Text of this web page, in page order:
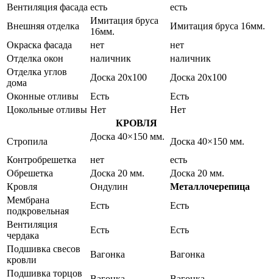
Вентиляция фасада есть
есть
Внешняя отделка
Имитация бруса
16мм.
Имитация бруса 16мм.
Окраска фасада
нет
нет
Отделка окон
наличник
наличник
Отделка углов
дома
Доска 20х100
Доска 20х100
Оконные отливы
Есть
Есть
Цокольные отливы Нет
Нет
КРОВЛЯ
Стропила
Доска 40×150 мм. Доска 40×150 мм.
Контробрешетка
нет
есть
Обрешетка
Доска 20 мм.
Доска 20 мм.
Кровля
Ондулин
Металлочерепица
Мембрана
подкровельная
Есть
Есть
Вентиляция
чердака
Есть
Есть
Подшивка свесов
кровли
Вагонка
Вагонка
Подшивка торцов